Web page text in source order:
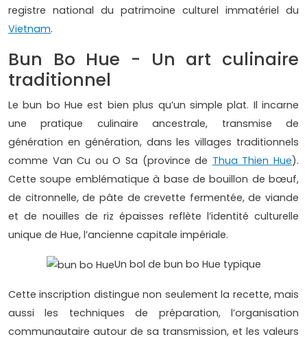
registre national du patrimoine culturel immatériel du
Vietnam.
Bun Bo Hue - Un art culinaire
traditionnel
Le bun bo Hue est bien plus qu’un simple plat. Il incarne
une pratique culinaire ancestrale, transmise de
génération en génération, dans les villages traditionnels
comme Van Cu ou O Sa (province de Thua Thien Hue).
Cette soupe emblématique à base de bouillon de bœuf,
de citronnelle, de pâte de crevette fermentée, de viande
et de nouilles de riz épaisses reflète l’identité culturelle
unique de Hue, l’ancienne capitale impériale.
Un bol de bun bo Hue typique
Cette inscription distingue non seulement la recette, mais
aussi les techniques de préparation, l’organisation
communautaire autour de sa transmission, et les valeurs